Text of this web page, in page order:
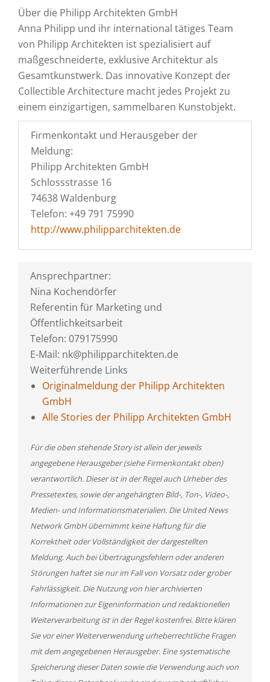
Über die Philipp Architekten GmbH
Anna Philipp und ihr international tätiges Team
von Philipp Architekten ist spezialisiert auf
maßgeschneiderte, exklusive Architektur als
Gesamtkunstwerk. Das innovative Konzept der
Collectible Architecture macht jedes Projekt zu
einem einzigartigen, sammelbaren Kunstobjekt.
Firmenkontakt und Herausgeber der
Meldung:
Philipp Architekten GmbH
Schlossstrasse 16
74638 Waldenburg
Telefon: +49 791 75990
http://www.philipparchitekten.de
Ansprechpartner:
Nina Kochendörfer
Referentin für Marketing und
Öffentlichkeitsarbeit
Telefon: 079175990
E-Mail: nk@philipparchitekten.de
Weiterführende Links
Originalmeldung der Philipp Architekten
GmbH
Alle Stories der Philipp Architekten GmbH
Für die oben stehende Story ist allein der jeweils
angegebene Herausgeber (siehe Firmenkontakt oben)
verantwortlich. Dieser ist in der Regel auch Urheber des
Pressetextes, sowie der angehängten Bild-, Ton-, Video-,
Medien- und Informationsmaterialien. Die United News
Network GmbH übernimmt keine Haftung für die
Korrektheit oder Vollständigkeit der dargestellten
Meldung. Auch bei Übertragungsfehlern oder anderen
Störungen haftet sie nur im Fall von Vorsatz oder grober
Fahrlässigkeit. Die Nutzung von hier archivierten
Informationen zur Eigeninformation und redaktionellen
Weiterverarbeitung ist in der Regel kostenfrei. Bitte klären
Sie vor einer Weiterverwendung urheberrechtliche Fragen
mit dem angegebenen Herausgeber. Eine systematische
Speicherung dieser Daten sowie die Verwendung auch von